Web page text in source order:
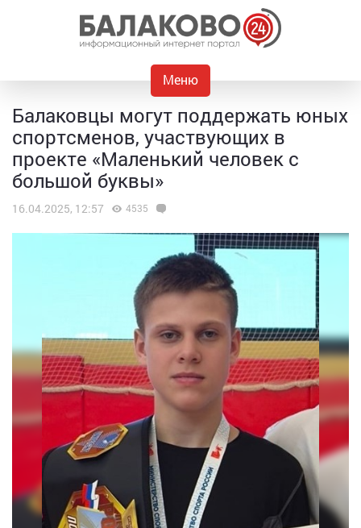
Меню
Балаковцы могут поддержать юных
спортсменов, участвующих в
проекте «Маленький человек с
большой буквы»
16.04.2025, 12:57 4535